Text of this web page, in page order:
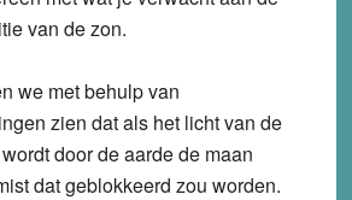
van de zon.
we met behulp van
zien dat als het licht van de
door de aarde de maan
dat geblokkeerd zou worden.